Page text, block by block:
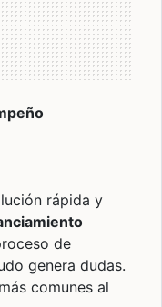
rápida y
de
genera dudas.
comunes al